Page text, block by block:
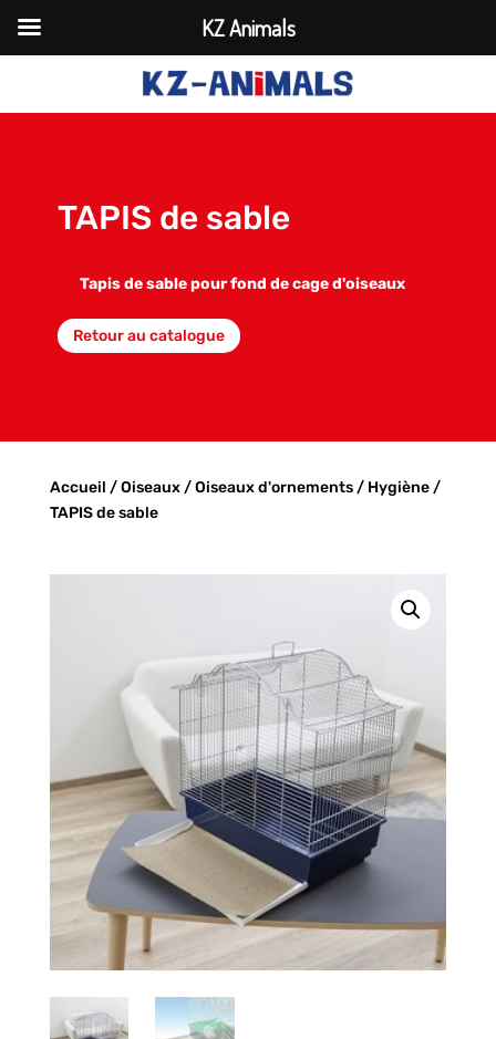
TAPIS de sable
Tapis de sable pour fond de cage d'oiseaux
Retour au catalogue
Accueil /Oiseaux/Oiseaux d'ornements/ Hygiène/
TAPIS de sable
KZ Animals